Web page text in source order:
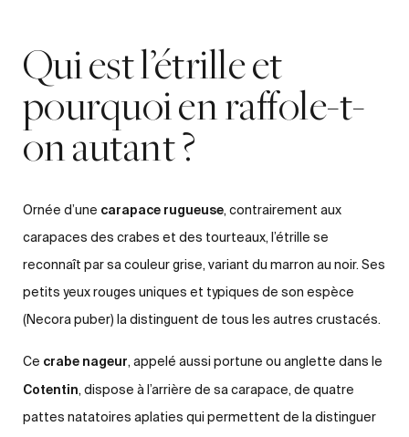
Qui est l’étrille et
pourquoi en raffole-t-
on autant ?
Ornée d’une carapace rugueuse, contrairement aux
carapaces des crabes et des tourteaux, l’étrille se
reconnaît par sa couleur grise, variant du marron au noir. Ses
petits yeux rouges uniques et typiques de son espèce
(Necora puber) la distinguent de tous les autres crustacés.
Ce crabe nageur, appelé aussi portune ou anglette dans le
Cotentin, dispose à l’arrière de sa carapace, de quatre
pattes natatoires aplaties qui permettent de la distinguer